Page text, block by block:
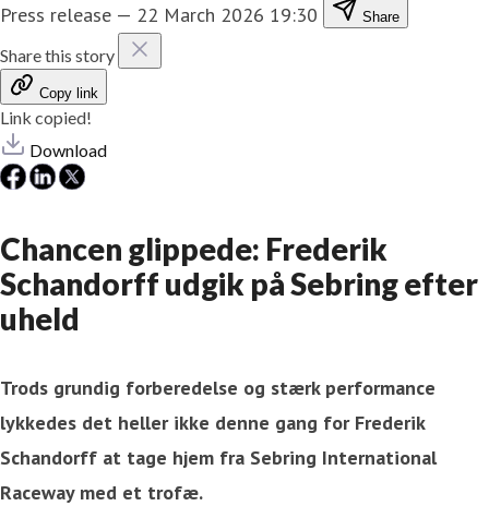
Press release — 22 March 2026 19:30 Share
Share this story
Copy link
Link copied!
Download
Chancen glippede: Frederik
Schandorff udgik på Sebring efter
uheld
Trods grundig forberedelse og stærk performance
lykkedes det heller ikke denne gang for Frederik
Schandorff at tage hjem fra Sebring International
Raceway med et trofæ.